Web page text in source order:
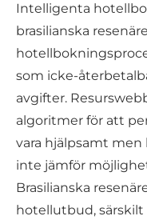
Intelligenta
brasilianska
som icke-
avgifter.
algoritmer för att
vara hjälpsamt men
inte jämför
Brasilianska
hotellutbud, särskilt